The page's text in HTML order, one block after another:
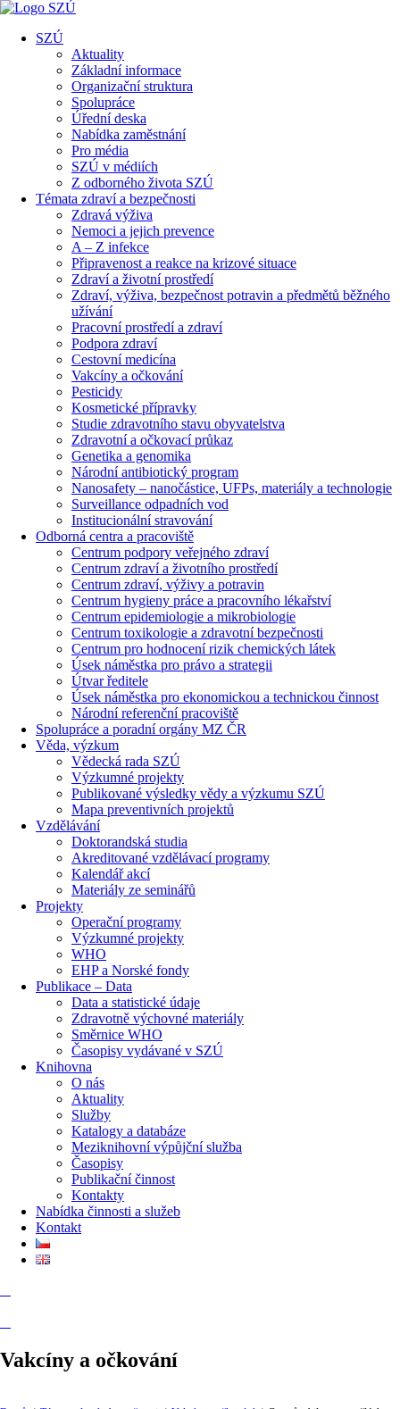
SZÚ
Aktuality
Základní informace
Organizační struktura
Spolupráce
Úřední deska
Nabídka zaměstnání
Pro média
SZÚ v médiích
Z odborného života SZÚ
Témata zdraví a bezpečnosti
Zdravá výživa
Nemoci a jejich prevence
A – Z infekce
Připravenost a reakce na krizové situace
Zdraví a životní prostředí
Zdraví, výživa, bezpečnost potravin a předmětů běžného
užívání
Pracovní prostředí a zdraví
Podpora zdraví
Cestovní medicína
Vakcíny a očkování
Pesticidy
Kosmetické přípravky
Studie zdravotního stavu obyvatelstva
Zdravotní a očkovací průkaz
Genetika a genomika
Národní antibiotický program
Nanosafety – nanočástice, UFPs, materiály a technologie
Surveillance odpadních vod
Institucionální stravování
Odborná centra a pracoviště
Centrum podpory veřejného zdraví
Centrum zdraví a životního prostředí
Centrum zdraví, výživy a potravin
Centrum hygieny práce a pracovního lékařství
Centrum epidemiologie a mikrobiologie
Centrum toxikologie a zdravotní bezpečnosti
Centrum pro hodnocení rizik chemických látek
Úsek náměstka pro právo a strategii
Útvar ředitele
Úsek náměstka pro ekonomickou a technickou činnost
Národní referenční pracoviště
Spolupráce a poradní orgány MZ ČR
Věda, výzkum
Vědecká rada SZÚ
Výzkumné projekty
Publikované výsledky vědy a výzkumu SZÚ
Mapa preventivních projektů
Vzdělávání
Doktorandská studia
Akreditované vzdělávací programy
Kalendář akcí
Materiály ze seminářů
Projekty
Operační programy
Výzkumné projekty
WHO
EHP a Norské fondy
Publikace – Data
Data a statistické údaje
Zdravotně výchovné materiály
Směrnice WHO
Časopisy vydávané v SZÚ
Knihovna
O nás
Aktuality
Služby
Katalogy a databáze
Meziknihovní výpůjční služba
Časopisy
Publikační činnost
Kontakty
Nabídka činnosti a služeb
Kontakt
Vakcíny a očkování